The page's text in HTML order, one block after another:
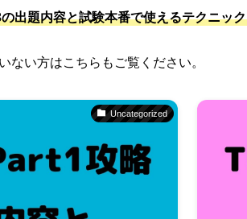
出題内容と試験本番で使えるテクニック
ない方はこちらもご覧ください。
Uncategorized